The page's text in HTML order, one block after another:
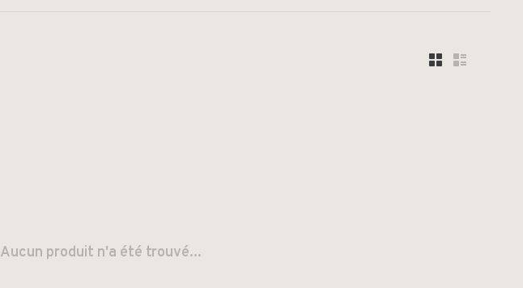
Aucun produit n'a été trouvé...